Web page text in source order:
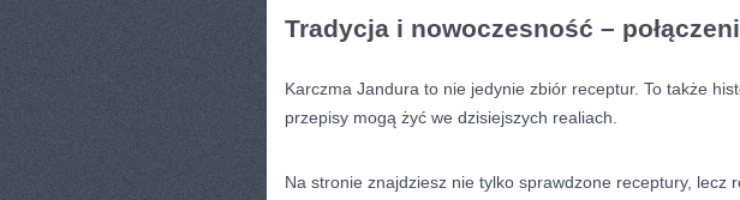
Tradycja i nowoczesność –
Karczma Jandura to nie jedynie zbiór receptur. To także
przepisy mogą żyć we dzisiejszych realiach.
Na stronie znajdziesz nie tylko sprawdzone receptury, lecz